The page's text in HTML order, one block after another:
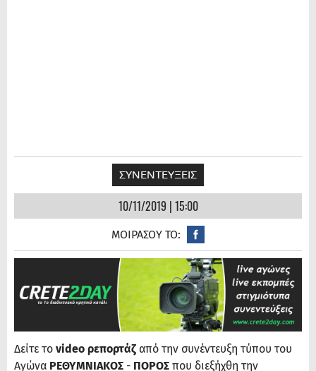
ΣΥΝΕΝΤΕΥΞΕΙΣ
10/11/2019 | 15:00
ΜΟΙΡΑΣΟΥ ΤΟ:
Δείτε το video ρεπορτάζ από την συνέντευξη τύπου του
Αγώνα ΡΕΘΥΜΝΙΑΚΟΣ - ΠΟΡΟΣ που διεξήχθη την